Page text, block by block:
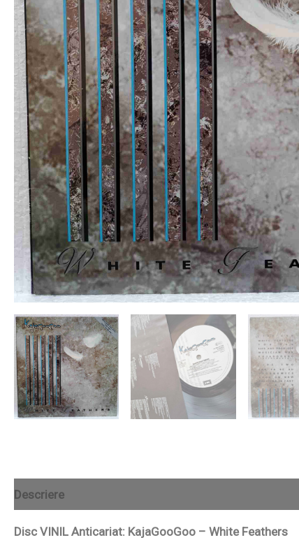
Descriere
Disc VINIL Anticariat: KajaGooGoo – White Feathers